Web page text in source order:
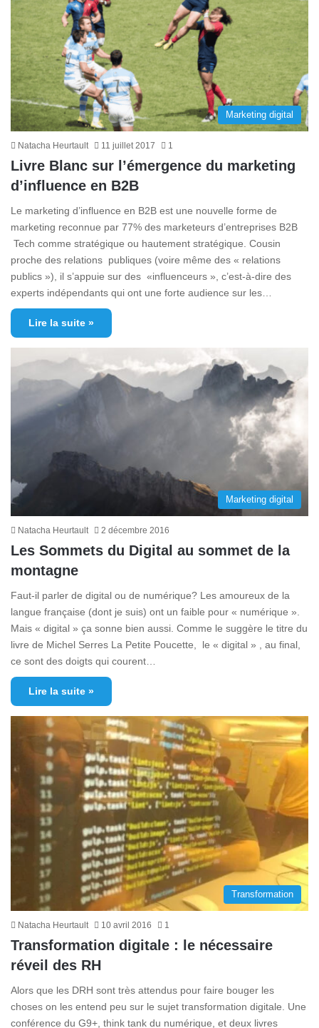
Marketing digital
Natacha Heurtault 11 juillet 2017 1
Livre Blanc sur l’émergence du marketing
d’influence en B2B
Le marketing d’influence en B2B est une nouvelle forme de
marketing reconnue par 77% des marketeurs d’entreprises B2B
Tech comme stratégique ou hautement stratégique. Cousin
proche des relations publiques (voire même des « relations
publics »), il s’appuie sur des «influenceurs », c’est-à-dire des
experts indépendants qui ont une forte audience sur les…
Lire la suite »
Marketing digital
Natacha Heurtault 2 décembre 2016
Les Sommets du Digital au sommet de la
montagne
Faut-il parler de digital ou de numérique? Les amoureux de la
langue française (dont je suis) ont un faible pour « numérique ».
Mais « digital » ça sonne bien aussi. Comme le suggère le titre du
livre de Michel Serres La Petite Poucette, le « digital » , au final,
ce sont des doigts qui courent…
Lire la suite »
Transformation
Natacha Heurtault 10 avril 2016 1
Transformation digitale : le nécessaire
réveil des RH
Alors que les DRH sont très attendus pour faire bouger les
choses on les entend peu sur le sujet transformation digitale. Une
conférence du G9+, think tank du numérique, et deux livres